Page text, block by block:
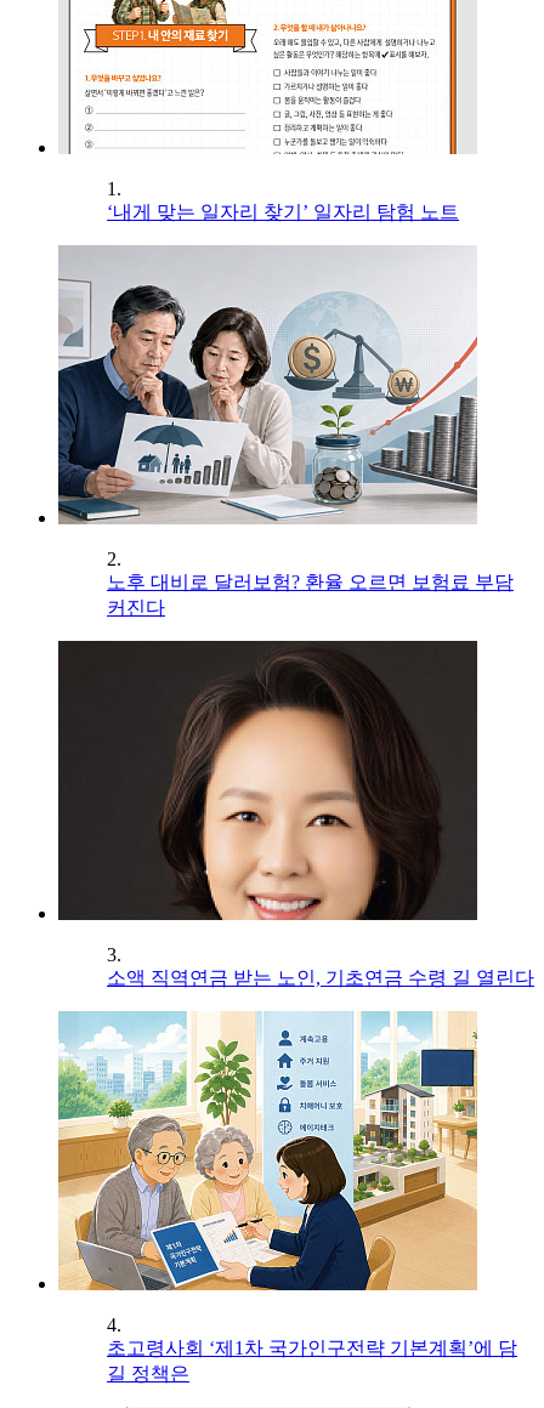
1.
‘내게 맞는 일자리 찾기’ 일자리 탐험 노트
2.
노후 대비로 달러보험? 환율 오르면 보험료 부담
커진다
3.
소액 직역연금 받는 노인, 기초연금 수령 길 열린다
4.
초고령사회 ‘제1차 국가인구전략 기본계획’에 담
길 정책은